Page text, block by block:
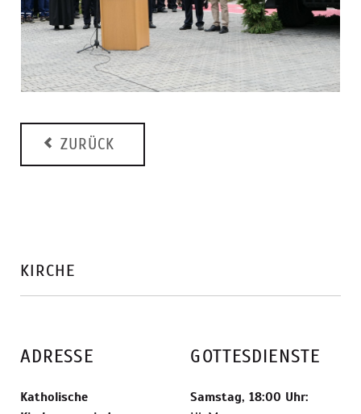
ZURÜCK
KIRCHE
ADRESSE
Katholische
GOTTESDIENSTE
Samstag, 18:00 Uhr: